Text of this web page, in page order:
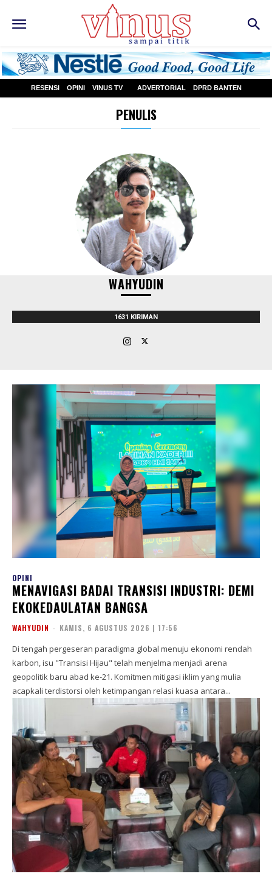
RESENSI OPINI VINUS TV ADVERTORIAL DPRD BANTEN
PENULIS
WAHYUDIN
1631 KIRIMAN
OPINI
MENAVIGASI BADAI TRANSISI INDUSTRI: DEMI
EKOKEDAULATAN BANGSA
WAHYUDIN - KAMIS, 6 AGUSTUS 2026 | 17:56
Di tengah pergeseran paradigma global menuju ekonomi rendah
karbon, isu "Transisi Hijau" telah menjelma menjadi arena
geopolitik baru abad ke-21. Komitmen mitigasi iklim yang mulia
acapkali terdistorsi oleh ketimpangan relasi kuasa antara...